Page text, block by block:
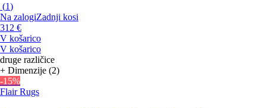
(1)
Na zalogiZadnji kosi
312 €
V košarico
V košarico
druge različice
+ Dimenzije (2)
-15%
Flair Rugs